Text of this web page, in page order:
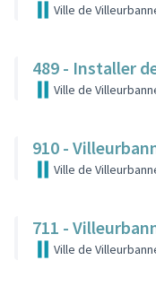
Ville de
489 - Installer
Ville de
910 -
Ville de
711 -
Ville de